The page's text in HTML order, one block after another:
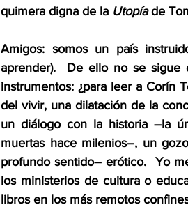
quimera digna de la Utopía de
Amigos: somos un país
aprender).  De ello no se sigue
instrumentos: ¿para leer a Corín
del vivir, una dilatación de la
un diálogo con la historia –la
muertas hace milenios–, un
profundo sentido– erótico.  Yo
los ministerios de cultura o
libros en los más remotos